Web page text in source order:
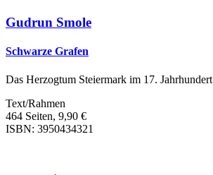
Gudrun Smole
Schwarze Grafen
Das Herzogtum Steiermark im 17.
Text/Rahmen
464 Seiten, 9,90 €
ISBN: 3950434321